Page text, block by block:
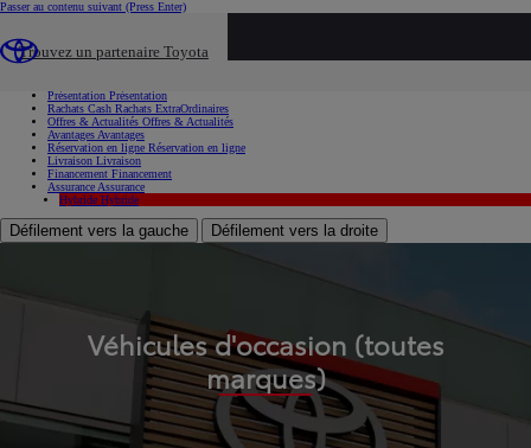
Passer au contenu suivant (Press Enter)
Trouvez un partenaire Toyota
Présentation Présentation
Rachats Cash Rachats ExtraOrdinaires
Offres & Actualités Offres & Actualités
Avantages Avantages
Réservation en ligne Réservation en ligne
Livraison Livraison
Financement Financement
Assurance Assurance
Hybride Hybride
Défilement vers la gauche Défilement vers la droite
Véhicules d'occasion (toutes
marques)